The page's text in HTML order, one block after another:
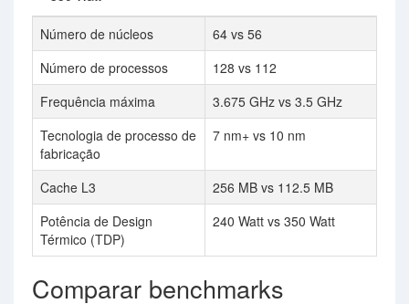
Número de núcleos
64 vs 56
Número de processos
128 vs 112
Frequência máxima
3.675 GHz vs 3.5 GHz
Tecnologia de processo de
fabricação
7 nm+ vs 10 nm
Cache L3
256 MB vs 112.5 MB
Potência de Design
Térmico (TDP)
240 Watt vs 350 Watt
Comparar benchmarks